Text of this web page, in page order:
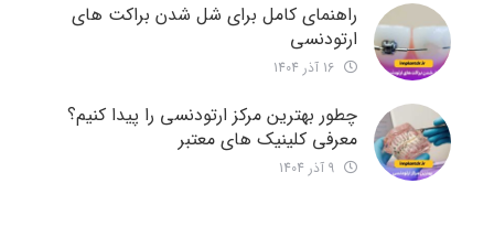
راهنمای کامل برای شل شدن براکت های
ارتودنسی
چطور بهترین مرکز ارتودنسی را پیدا کنیم؟
معرفی کلینیک های معتبر